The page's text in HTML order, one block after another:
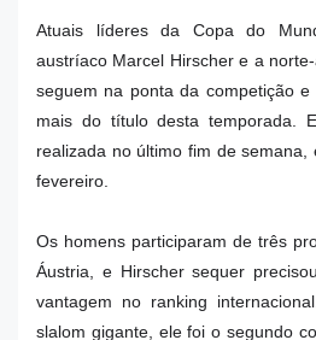
Atuais líderes da Copa do
austríaco Marcel Hirscher e a
seguem na ponta da competição
mais do título desta temporada.
realizada no último fim de
fevereiro.
Os homens participaram de três
Áustria, e Hirscher sequer
vantagem no ranking
slalom gigante, ele foi o segundo